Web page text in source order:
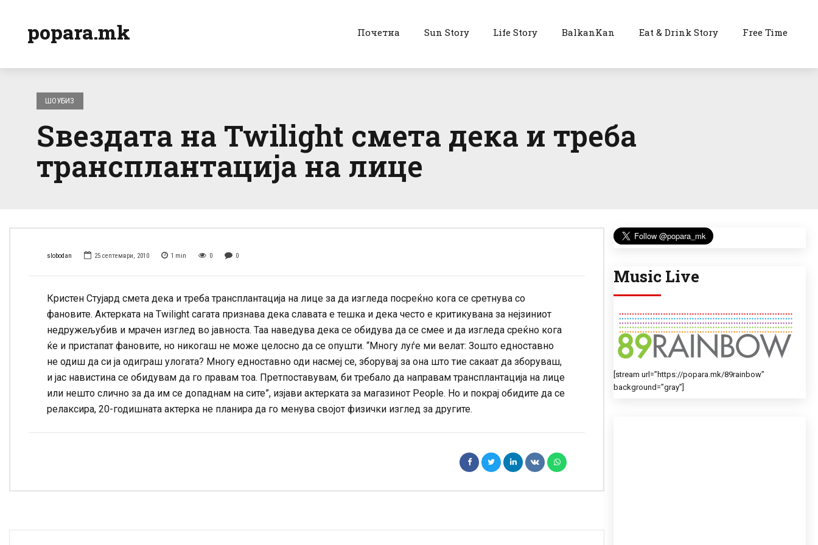
popara.mk Почетна Sun Story Life Story BalkanKan Eat & Drink Story Free Time
ШОУБИЗ
Ѕвездата на Twilight смета дека и треба
трансплантација на лице
slobodan 25 септември, 2010 1 min 0 0
Кристен Стујард смета дека и треба трансплантација на лице за да изгледа посреќно кога се сретнува со
фановите. Актерката на Twilight сагата признава дека славата е тешка и дека често е критикувана за нејзиниот
недружељубив и мрачен изглед во јавноста. Таа наведува дека се обидува да се смее и да изгледа среќно кога
ќе и пристапат фановите, но никогаш не може целосно да се опушти. “Многу луѓе ми велат: Зошто едноставно
не одиш да си ја одиграш улогата? Многу едноставно оди насмеј се, зборувај за она што тие сакаат да зборуваш,
и јас навистина се обидувам да го правам тоа. Претпоставувам, би требало да направам трансплантација на лице
или нешто слично за да им се допаднам на сите”, изјави актерката за магазинот People. Но и покрај обидите да се
релаксира, 20-годишната актерка не планира да го менува својот физички изглед за другите.
Music Live
[stream url=”https://popara.mk/89rainbow”
background=”gray”]